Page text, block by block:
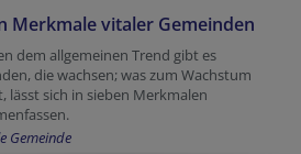
Merkmale vitaler Gemeinden
dem allgemeinen Trend gibt es
die wachsen; was zum Wachstum
lässt sich in sieben Merkmalen
Gemeinde